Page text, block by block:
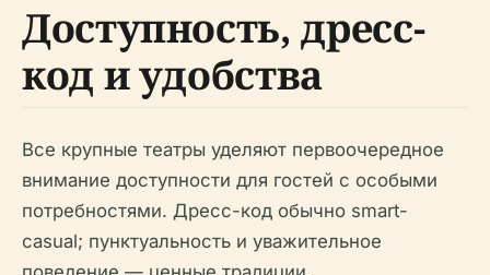
Доступность, дресс-
код и удобства
Все крупные театры уделяют первоочередное
внимание доступности для гостей с особыми
потребностями. Дресс-код обычно smart-
casual; пунктуальность и уважительное